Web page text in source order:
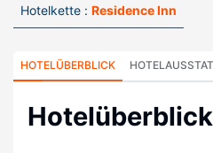
Hotelkette : Residence Inn
HOTELÜBERBLICK
Hotelüberblick